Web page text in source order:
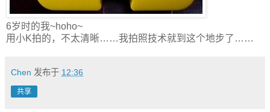
6岁时的我~hoho~
用小K拍的，不太清晰……我拍照技术就到这个地步了……
Chen 发布于 12:36
共享